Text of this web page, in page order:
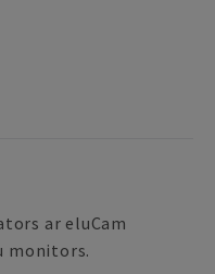
ar eluCam
monitors.